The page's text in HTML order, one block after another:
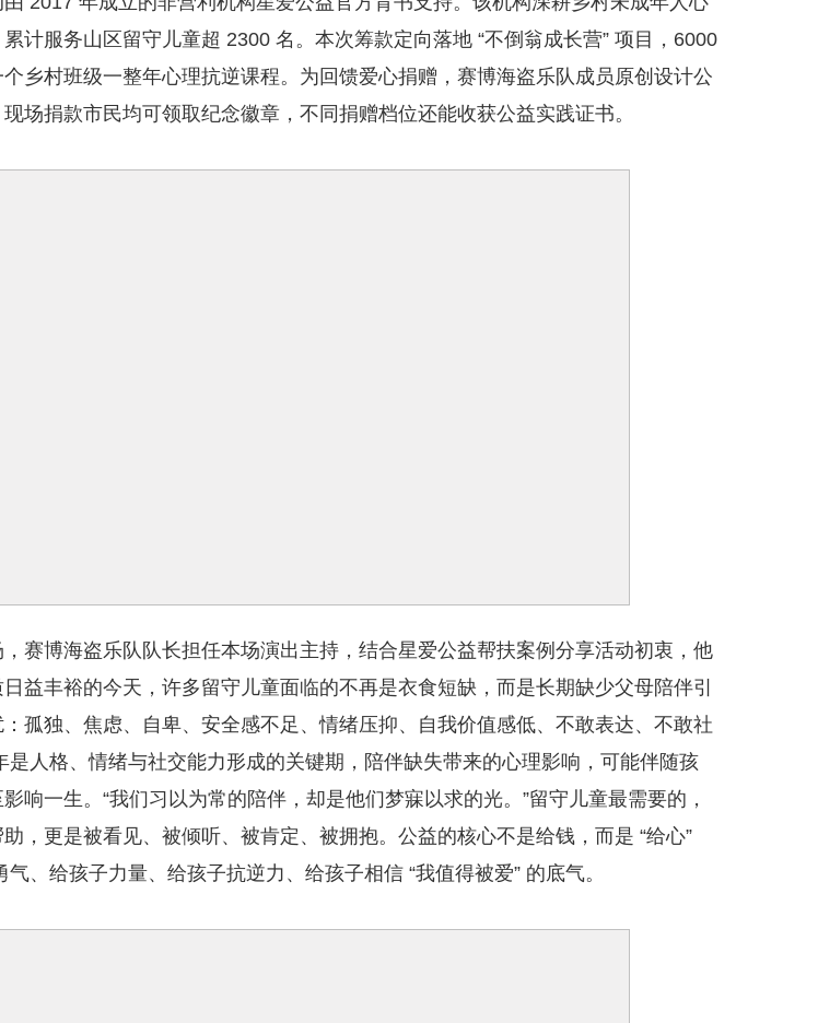
计服务山区留守儿童超 2300 名。本次筹款定向落地 “不倒翁成长营” 项目，6000
乡村班级一整年心理抗逆课程。为回馈爱心捐赠，赛博海盗乐队成员原创设计公
场捐款市民均可领取纪念徽章，不同捐赠档位还能收获公益实践证书。
赛博海盗乐队队长担任本场演出主持，结合星爱公益帮扶案例分享活动初衷，他
益丰裕的今天，许多留守儿童面临的不再是衣食短缺，而是长期缺少父母陪伴引
孤独、焦虑、自卑、安全感不足、情绪压抑、自我价值感低、不敢表达、不敢社
人格、情绪与社交能力形成的关键期，陪伴缺失带来的心理影响，可能伴随孩
响一生。“我们习以为常的陪伴，却是他们梦寐以求的光。”留守儿童最需要的，
，更是被看见、被倾听、被肯定、被拥抱。公益的核心不是给钱，而是 “给心”
、给孩子力量、给孩子抗逆力、给孩子相信 “我值得被爱” 的底气。